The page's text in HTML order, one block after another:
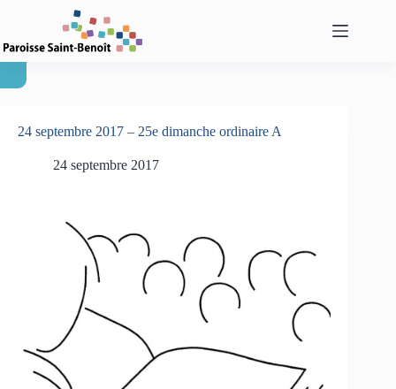
24 septembre 2017 – 25e dimanche ordinaire A
24 septembre 2017